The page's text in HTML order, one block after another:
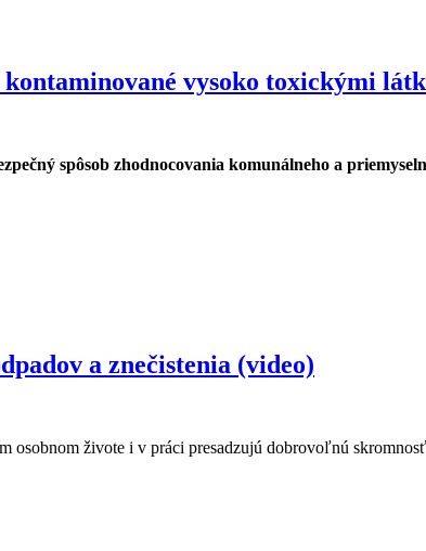
vysoko toxickými
spôsob zhodnocovania komunálneho a
a znečistenia (video)
živote i v práci presadzujú dobrovoľnú